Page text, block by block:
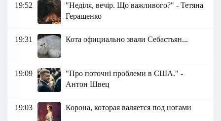
19:52
"Неділя, вечір. Що важливого?" - Тетяна
Геращенко
19:31 Кота официально звали Себастьян...
19:09
"Про поточні проблеми в США." -
Антон Швец
19:03 Корона, которая валяется под ногами